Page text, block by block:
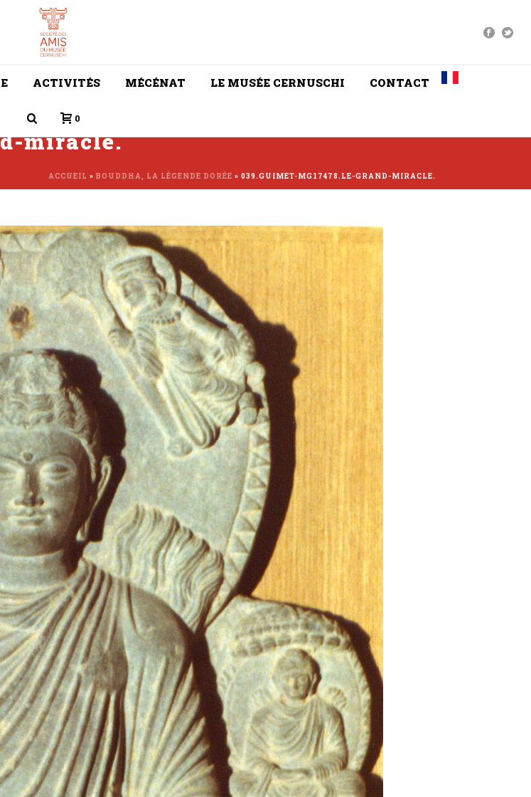
ACTIVITÉS MÉCÉNAT LE MUSÉE CERNUSCHI CONTACT
0
miracle.
ACCUEIL » BOUDDHA, LA LÉGENDE DORÉE » 039.GUIMET-MG17478.LE-GRAND-MIRACLE.